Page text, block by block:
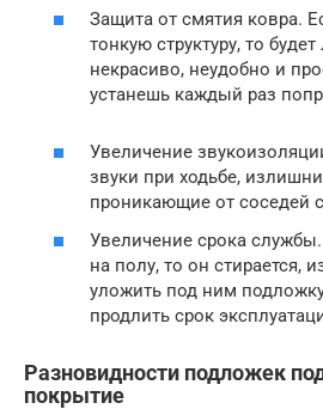
Защита от смятия ковра.
тонкую структуру, то
некрасиво, неудобно и
устанешь каждый раз
Увеличение
звуки при ходьбе,
проникающие от соседей
Увеличение срока
на полу, то он стирается,
уложить под ним
продлить срок
Разновидности подложек
покрытие